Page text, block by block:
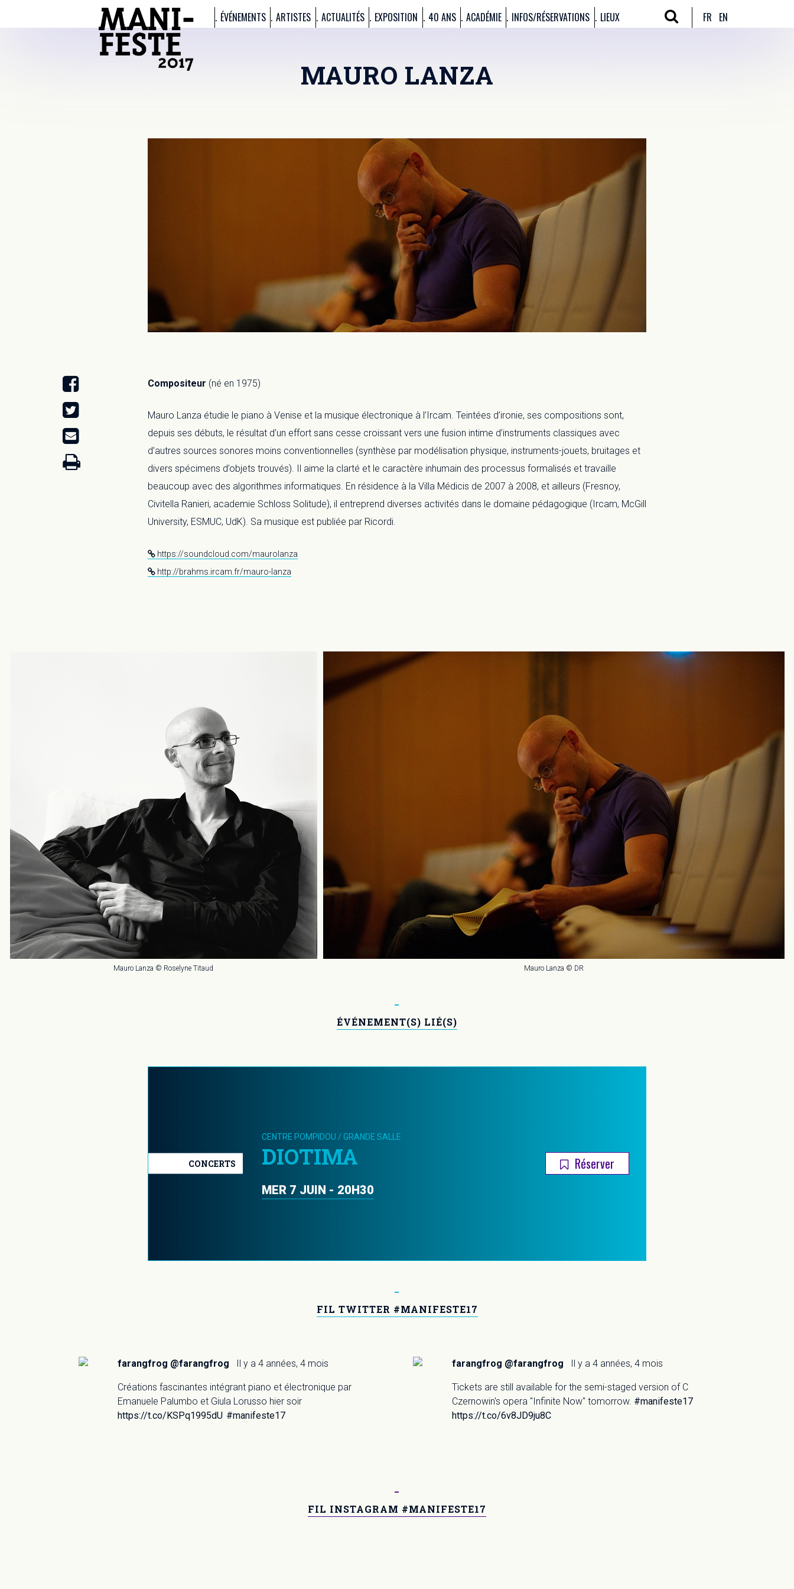
ÉVÉNEMENTS ARTISTES ACTUALITÉS EXPOSITION 40 ANS ACADÉMIE INFOS/RÉSERVATIONS LIEUX FR EN
MAURO LANZA
Compositeur (né en 1975)
Mauro Lanza étudie le piano à Venise et la musique électronique à l’Ircam. Teintées d’ironie, ses compositions sont,
depuis ses débuts, le résultat d’un effort sans cesse croissant vers une fusion intime d’instruments classiques avec
d’autres sources sonores moins conventionnelles (synthèse par modélisation physique, instruments-jouets, bruitages et
divers spécimens d’objets trouvés). Il aime la clarté et le caractère inhumain des processus formalisés et travaille
beaucoup avec des algorithmes informatiques. En résidence à la Villa Médicis de 2007 à 2008, et ailleurs (Fresnoy,
Civitella Ranieri, academie Schloss Solitude), il entreprend diverses activités dans le domaine pédagogique (Ircam, McGill
University, ESMUC, UdK). Sa musique est publiée par Ricordi.
https://soundcloud.com/maurolanza
http://brahms.ircam.fr/mauro-lanza
Mauro Lanza © Roselyne Titaud Mauro Lanza © DR
ÉVÉNEMENT(S) LIÉ(S)
Réserver
CONCERTS
CENTRE POMPIDOU / GRANDE SALLE
DIOTIMA
MER 7 JUIN - 20H30
FIL TWITTER #MANIFESTE17
farangfrog @farangfrog Il y a 4 années, 4 mois
Créations fascinantes intégrant piano et électronique par
Emanuele Palumbo et Giula Lorusso hier soir
https://t.co/KSPq1995dU #manifeste17
farangfrog @farangfrog Il y a 4 années, 4 mois
Tickets are still available for the semi-staged version of C
Czernowin's opera "Infinite Now" tomorrow. #manifeste17
https://t.co/6v8JD9ju8C
FIL INSTAGRAM #MANIFESTE17